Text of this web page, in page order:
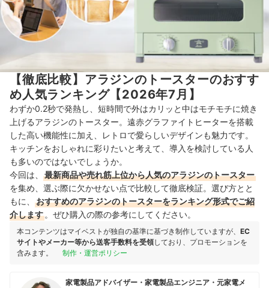
【徹底比較】アラジンのトースターのおすす
め人気ランキング【2026年7月】
わずか0.2秒で発熱し、短時間で外はカリッと中はモチモチに焼き
上げるアラジンのトースター。遠赤グラファイトヒーターを搭載
した高い機能性に加え、レトロで愛らしいデザインも魅力です。
キッチンをおしゃれに彩りたいと考えて、導入を検討している人
も多いのではないでしょうか。
今回は、
最新商品や売れ筋上位から人気のアラジンのトースター
を集め、選ぶ際に欠かせない点で比較して徹底検証。選び方とと
もに、
おすすめのアラジンのトースターをランキング形式でご紹
介します 。ぜひ購入の際の参考にしてください。
本コンテンツはマイベストが独自の基準に基づき制作していますが、 EC
サイトやメーカー等から送客手数料を受領しており、プロモーションを
含みます。
制作・運営ポリシー
家電製品アドバイザー・家電製品エンジニア・元家電メ